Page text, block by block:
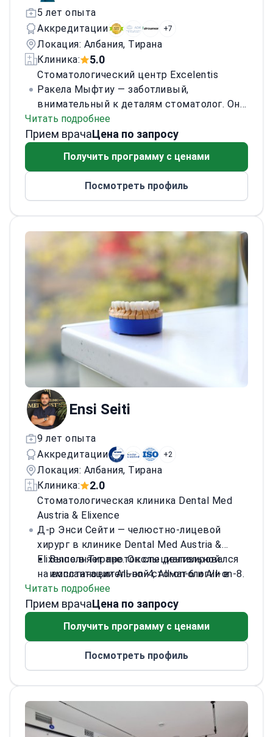
имплант-опорных протезов.
5 лет опыта
Аккредитации
+7
Локация: Албания, Тирана
Клиника:
5.0
Стоматологический центр Excelentis
Ракела Мыфтиу — заботливый,
внимательный к деталям стоматолог. Она
помогает пациентам и врачам добиваться
успешных результатов лечения в
и безопасность, подготавливая
стерилизации. Также ассистирует у
спокойную обстановку, в которой
пациенты чувствуют себя услышанными
и комфортно. Она — ценный член
клинической команды.
Читать подробнее
Прием врачаЦена по запросу
Получить программу с ценами
Посмотреть профиль
Ensi Seiti
9 лет опыта
Аккредитации
+2
Локация: Албания, Тирана
Клиника:
2.0
Стоматологическая клиника Dental Med
Austria & Elixence
Д-р Энси Сейти — челюстно-лицевой
хирург в клинике Dental Med Austria &
Elixence в Тиране. Он специализировался
на восстановительной стоматологии в
Университете Л'Акуила в Италии. Д-р
Сейти специализируется на комплексной
ортодонтических процедурах. Он работает
стандарту ISO 9001, которая обслуживает
швейцарского производителя Ivoclar
Vivadent.
Выполняет протоколы дентальной
имплантации All-on-4, All-on-6 и All-on-8.
Лечит кисты челюсти и проводит
процедуры остеотомии нижней
Владеет навыками установки виниров,
реконструкции полости рта.
Читать подробнее
Прием врачаЦена по запросу
Получить программу с ценами
Посмотреть профиль